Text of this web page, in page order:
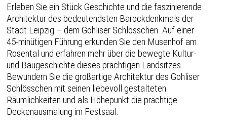
Erleben Sie ein Stück Geschichte und die faszinierende
Architektur des bedeutendsten Barockdenkmals der
Stadt Leipzig – dem Gohliser Schlösschen. Auf einer
45-minütigen Führung erkunden Sie den Musenhof am
Rosental und erfahren mehr über die bewegte Kultur-
und Baugeschichte dieses prächtigen Landsitzes.
Bewundern Sie die großartige Architektur des Gohliser
Schlösschen mit seinen liebevoll gestalteten
Räumlichkeiten und als Höhepunkt die prächtige
Deckenausmalung im Festsaal.